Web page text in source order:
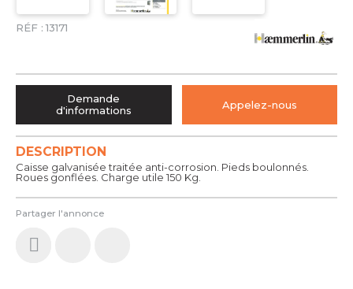
RÉF : 13171
Partager l'annonce
DESCRIPTION
Caisse galvanisée traitée anti-corrosion. Pieds boulonnés.
Roues gonflées. Charge utile 150 Kg.
Demande
d'informations
Appelez-nous